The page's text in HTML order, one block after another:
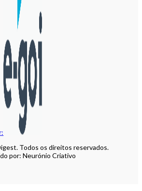
Todos os direitos reservados.
por: Neurónio Criativo